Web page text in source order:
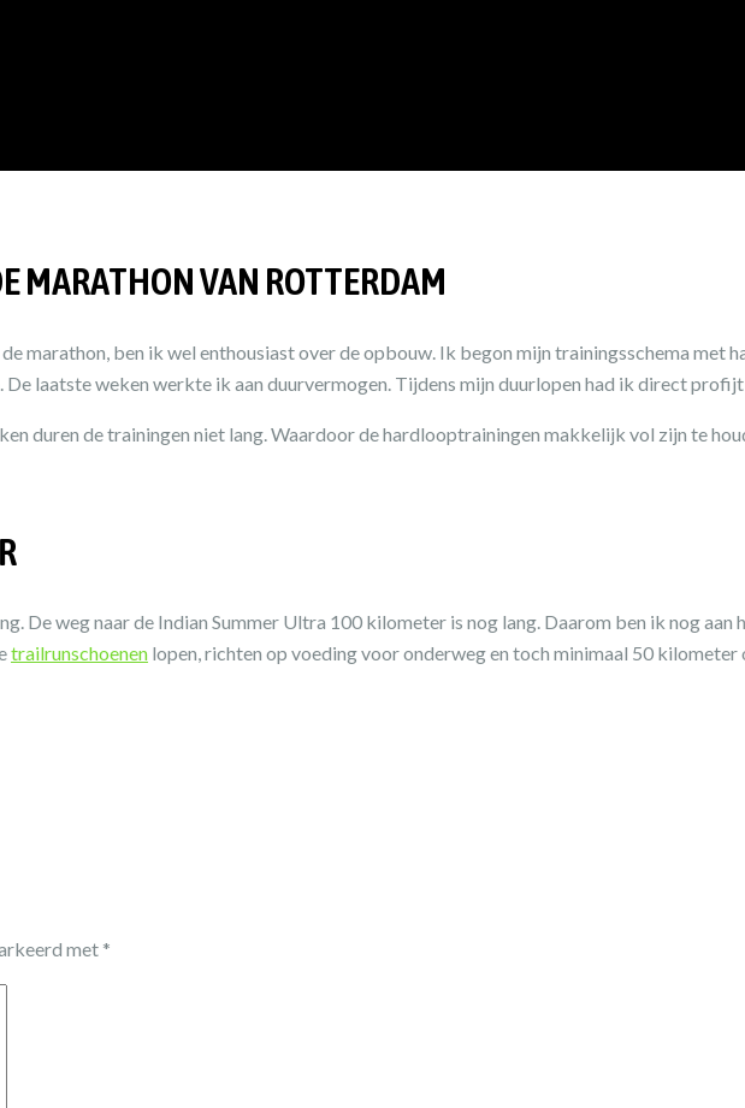
MARATHON VAN ROTTERDAM
marathon, ben ik wel enthousiast over de opbouw. Ik begon mijn trainingsschema met
laatste weken werkte ik aan duurvermogen. Tijdens mijn duurlopen had ik direct
duren de trainingen niet lang. Waardoor de hardlooptrainingen makkelijk vol zijn te
De weg naar de Indian Summer Ultra 100 kilometer is nog lang. Daarom ben ik nog aan
trailrunschoenen lopen, richten op voeding voor onderweg en toch minimaal 50
met *